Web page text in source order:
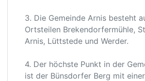
3. Die Gemeinde Arnis besteht
Ortsteilen Brekendorfermühle,
Arnis, Lüttstede und Werder.
4. Der höchste Punkt in der
ist der Bünsdorfer Berg mit